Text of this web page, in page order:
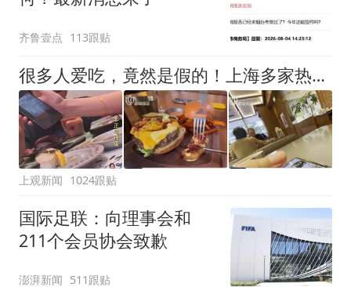
齐鲁壹点 113跟贴
很多人爱吃，竟然是假的！上海多家热门餐饮店被曝光，网友热议
上观新闻 1024跟贴
国际足联：向理事会和
211个会员协会致歉
澎湃新闻 511跟贴